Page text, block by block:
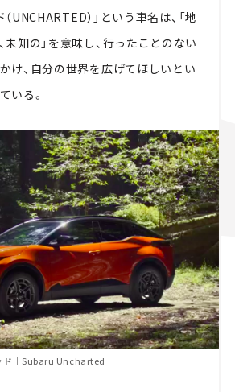
UNCHARTED）」という車名は、「地
未知の」を意味し、行ったことのない
け、自分の世界を広げてほしいとい
いる。
ド｜Subaru Uncharted